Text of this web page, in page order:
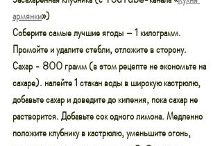
армянки»)
Соберите самые лучшие ягоды – 1 килограмм.
Промойте и удалите стебли, отложите в сторону.
Сахар - 800 грамм (в этом рецепте не экономьте на
сахаре). налейте 1 стакан воды в широкую кастрюлю,
добавьте сахар и доведите до кипения, пока сахар не
растворится. Добавьте сок одного лимона. Медленно
положите клубнику в кастрюлю, уменьшите огонь,